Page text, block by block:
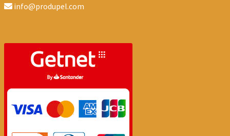
info@produpel.com